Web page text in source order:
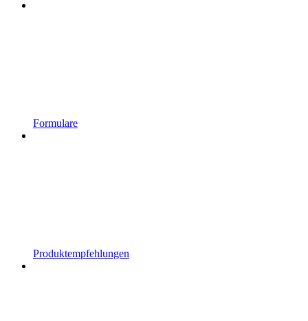
Formulare
Produktempfehlungen